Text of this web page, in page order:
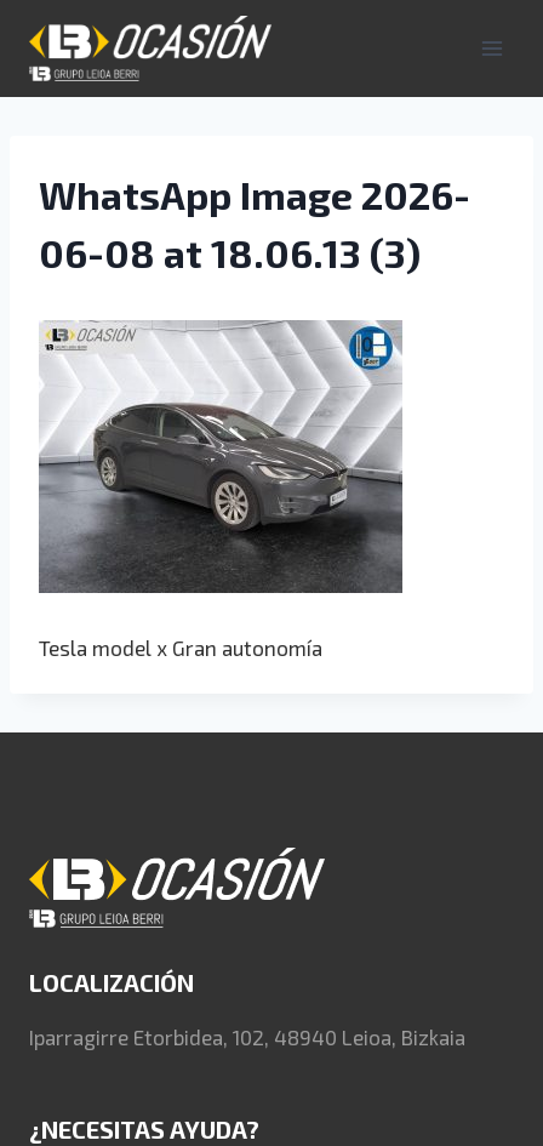
contenido
WhatsApp Image 2026-
06-08 at 18.06.13 (3)
Tesla model x Gran autonomía
LOCALIZACIÓN
Iparragirre Etorbidea, 102, 48940 Leioa, Bizkaia
¿NECESITAS AYUDA?